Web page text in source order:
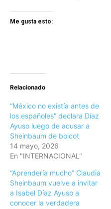
Me gusta esto:
Relacionado
“México no existía antes de
los españoles” declara Díaz
Ayuso luego de acusar a
Sheinbaum de boicot
14 mayo, 2026
En "INTERNACIONAL"
“Aprendería mucho” Claudia
Sheinbaum vuelve a invitar
a Isabel Díaz Ayuso a
conocer la verdadera